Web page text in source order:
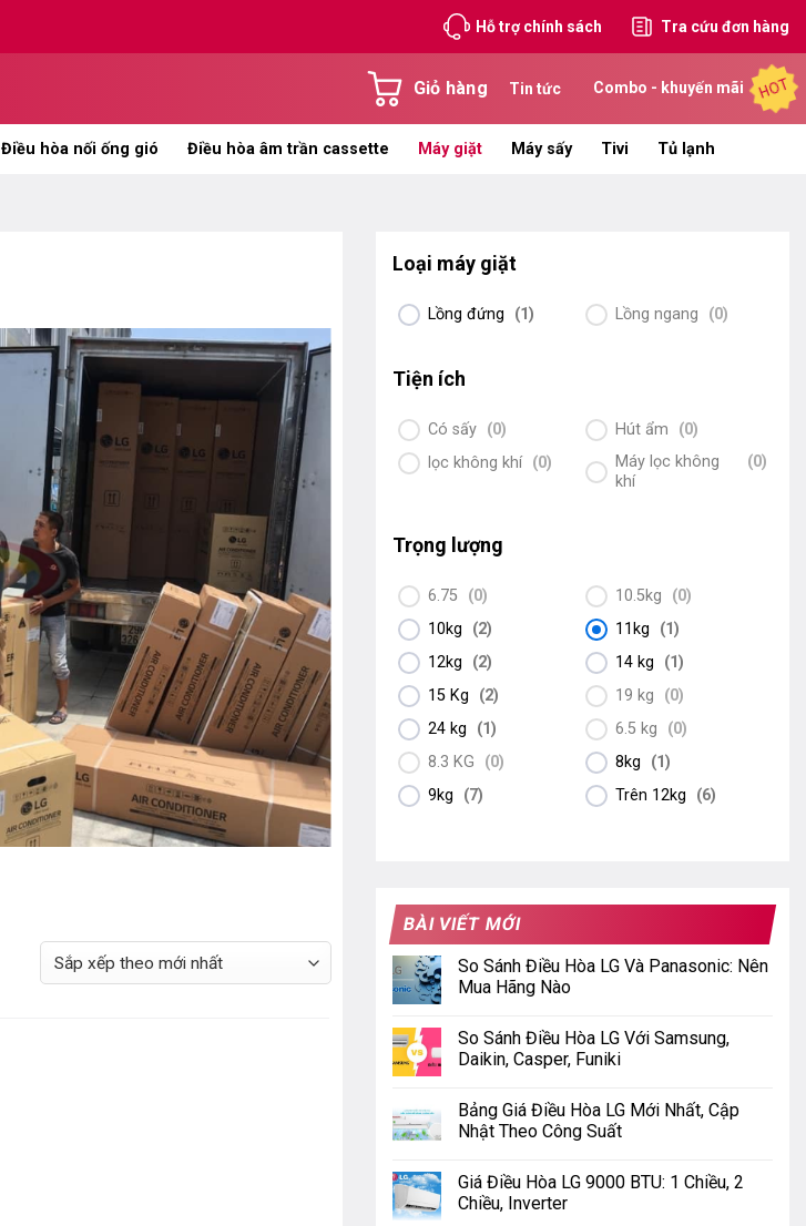
Hỗ trợ chính sách Tra cứu đơn hàng
Giỏ hàng Tin tức Combo - khuyến mãi HOT
Điều hòa nối ống gió Điều hòa âm trần cassette Máy giặt Máy sấy Tivi Tủ lạnh
Loại máy giặt
Lồng đứng (1) Lồng ngang (0)
Tiện ích
Có sấy (0) Hút ẩm (0)
lọc không khí
(0)
Máy lọc không
khí
(0)
Trọng lượng
6.75 (0) 10.5kg (0)
10kg
(2) 11kg (1)
12kg
(2) 14 kg (1)
15 Kg
(2) 19 kg (0)
24 kg
(1) 6.5 kg (0)
8.3 KG
(0) 8kg (1)
9kg
(7) Trên 12kg (6)
BÀI VIẾT MỚI
So Sánh Điều Hòa LG Và Panasonic: Nên
Mua Hãng Nào
So Sánh Điều Hòa LG Với Samsung,
Daikin, Casper, Funiki
Bảng Giá Điều Hòa LG Mới Nhất, Cập
Nhật Theo Công Suất
Giá Điều Hòa LG 9000 BTU: 1 Chiều, 2
Chiều, Inverter